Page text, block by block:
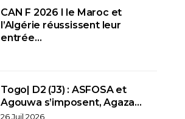
CAN F 2026 I le Maroc et
l’Algérie réussissent leur
entrée…
Togo| D2 (J3) : ASFOSA et
Agouwa s’imposent, Agaza…
26 Juil 2026